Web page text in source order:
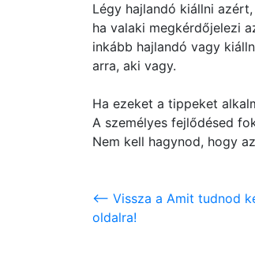
Légy hajlandó kiállni
ha valaki megkérdőjelezi
inkább hajlandó vagy
arra, aki vagy.
Ha ezeket a tippeket
A személyes fejlődésed
Nem kell hagynod, hogy
<-- Vissza a Amit tudnod
oldalra!